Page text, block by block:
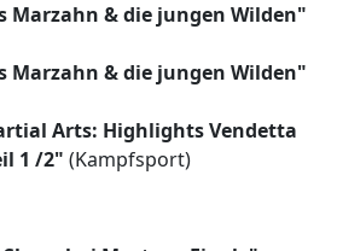
Marzahn & die jungen Wilden"
Marzahn & die jungen Wilden"
Arts: Highlights Vendetta
1 /2" (Kampfsport)